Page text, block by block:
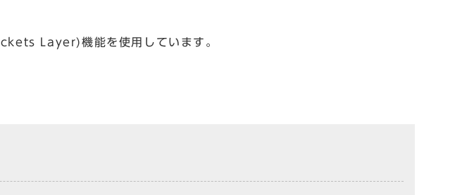
Layer)機能を使用しています。